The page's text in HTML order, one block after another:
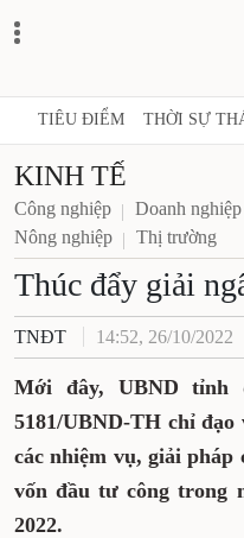
TIÊU ĐIỂM THỜI SỰ
KINH TẾ
Công nghiệp Doanh
Nông nghiệp
Thị trường
Thúc đẩy giải
TNĐT 14:52, 26/10/2022
Mới đây, UBND tỉnh
5181/UBND-TH chỉ
các nhiệm vụ, giải pháp
vốn đầu tư công trong
2022.